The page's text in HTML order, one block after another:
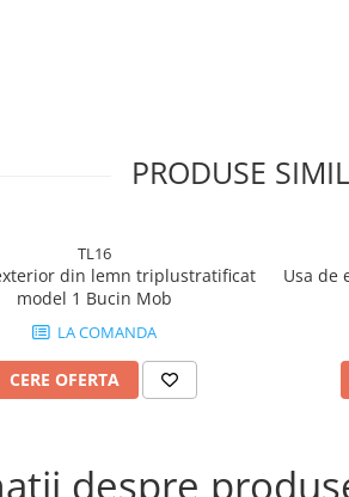
sporită.
mpK.
PRODUSE
TL16
din lemn triplustratificat
model 1 Bucin Mob
LA COMANDA
CERE OFERTA
Usa de
despre